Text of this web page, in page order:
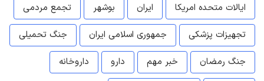
ایالات متحده امریکا
ایران بوشهر
تجمع مردمی
تجهیزات پزشکی
جمهوری اسلامی ایران
جنگ تحمیلی
جنگ رمضان
خبر مهم دارو
داروخانه